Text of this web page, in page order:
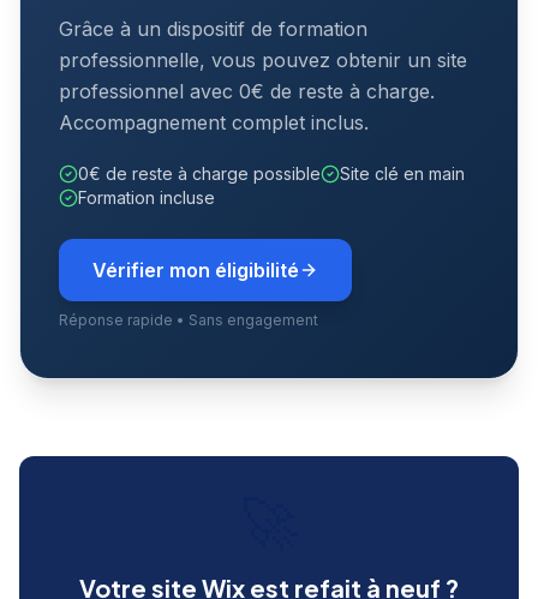
Grâce à un dispositif de formation
professionnelle, vous pouvez obtenir un site
professionnel avec 0€ de reste à charge.
Accompagnement complet inclus.
0€ de reste à charge possible
Site clé en main
Formation incluse
Vérifier mon éligibilité
Réponse rapide • Sans engagement
Votre site Wix est refait à neuf ?